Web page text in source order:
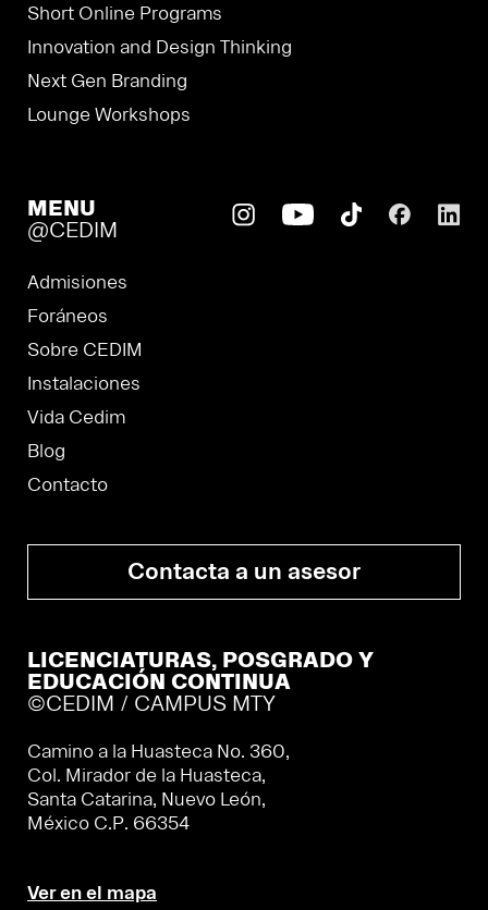
Short Online Programs
Innovation and Design Thinking
Next Gen Branding
Lounge Workshops
MENU
@CEDIM
Admisiones
Foráneos
Sobre CEDIM
Instalaciones
Vida Cedim
Blog
Contacto
Contacta a un asesor
LICENCIATURAS, POSGRADO Y
EDUCACIÓN CONTINUA
©CEDIM / CAMPUS MTY
Camino a la Huasteca No. 360,
Col. Mirador de la Huasteca,
Santa Catarina, Nuevo León,
México C.P. 66354
Ver en el mapa